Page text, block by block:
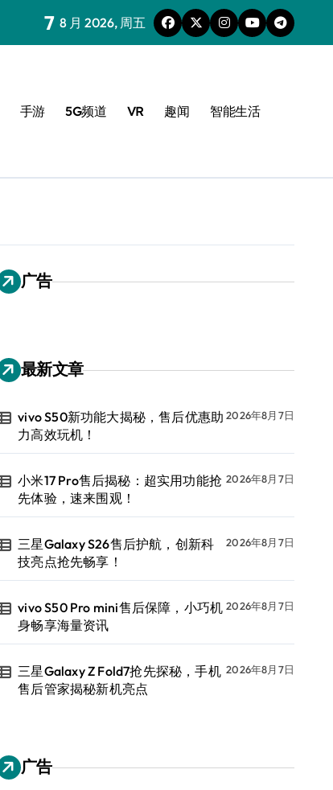
7 8 月 2026, 周五
手游 5G频道 VR 趣闻 智能生活
广告
最新文章
vivo S50新功能大揭秘，售后优惠助
力高效玩机！
2026年8月7日
小米17 Pro售后揭秘：超实用功能抢
先体验，速来围观！
2026年8月7日
三星Galaxy S26售后护航，创新科
技亮点抢先畅享！
2026年8月7日
vivo S50 Pro mini售后保障，小巧机
身畅享海量资讯
2026年8月7日
三星Galaxy Z Fold7抢先探秘，手机
售后管家揭秘新机亮点
2026年8月7日
广告